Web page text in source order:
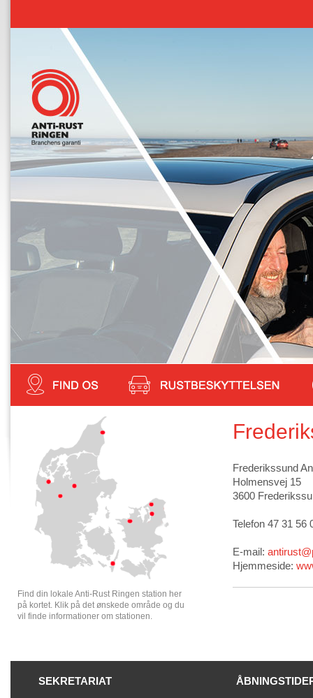
Find din lokale Anti-Rust Ringen station her
på kortet. Klik på det ønskede område og du
vil finde informationer om stationen.
Frederikssund
Holmensvej 15
3600
Telefon 47 31 56
E-mail:
Hjemmeside:
SEKRETARIAT